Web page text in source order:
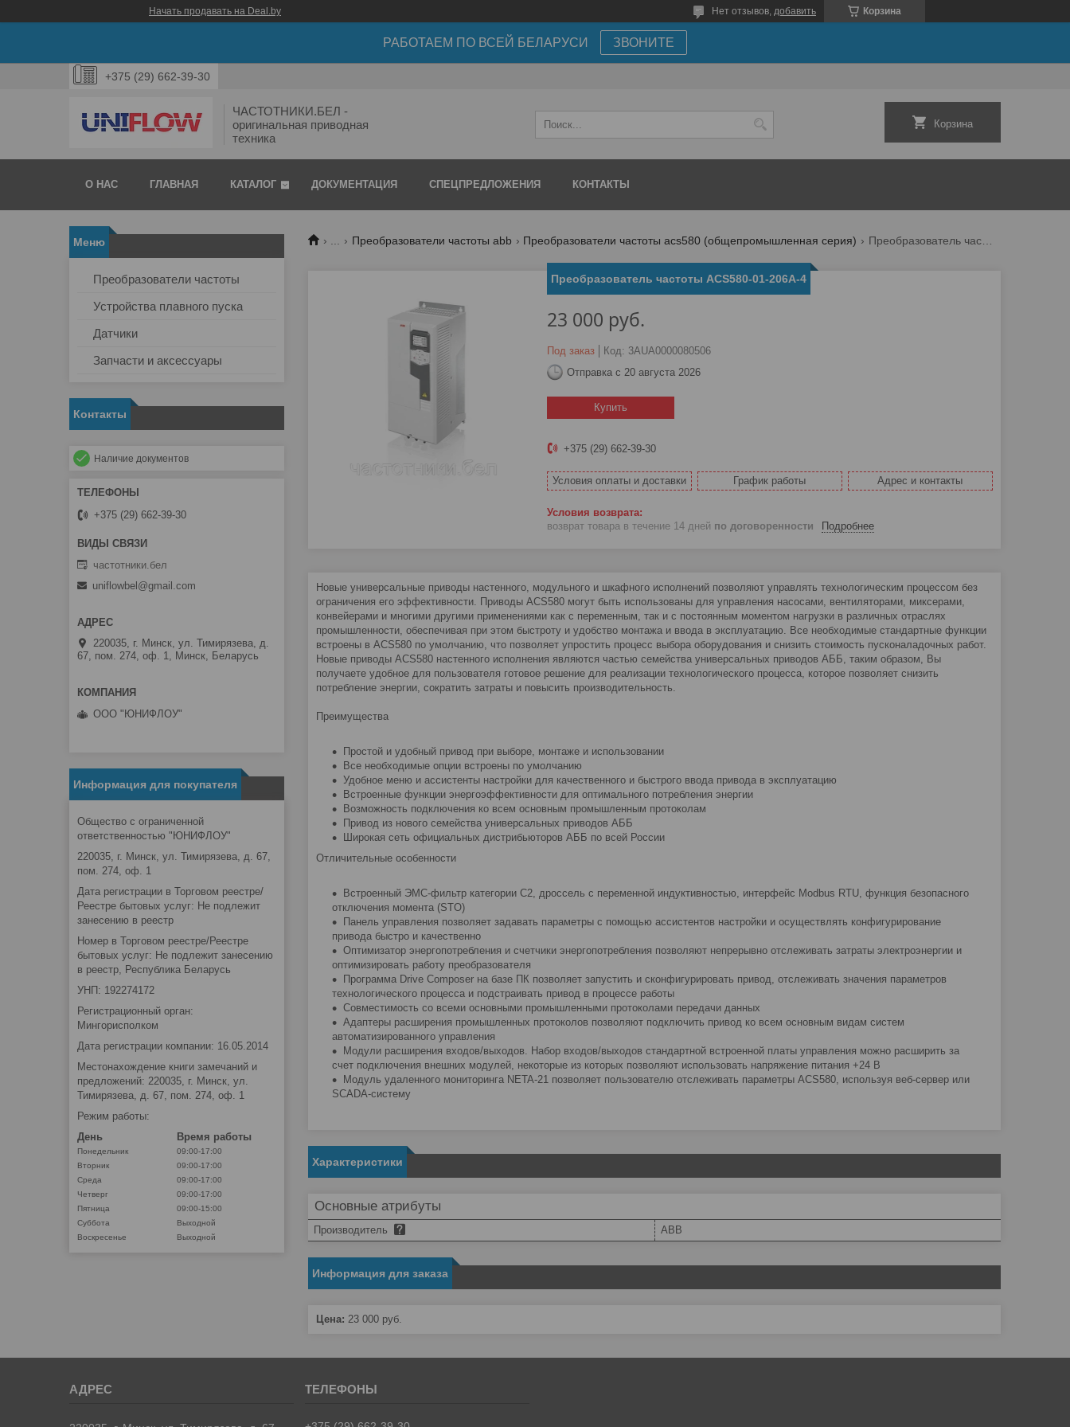
Начать продавать на Deal.by Корзина
Нет отзывов, добавить
РАБОТАЕМ ПО ВСЕЙ БЕЛАРУСИ ЗВОНИТЕ
+375 (29) 662-39-30
ЧАСТОТНИКИ.БЕЛ -
оригинальная приводная
техника
Корзина
О НАС ГЛАВНАЯ КАТАЛОГ ДОКУМЕНТАЦИЯ СПЕЦПРЕДЛОЖЕНИЯ КОНТАКТЫ
... Преобразователи частоты abb Преобразователи частоты acs580 (общепромышленная серия) Преобразователь частоты acs580-01-206a-4
Преобразователь частоты ACS580-01-206A-4
23 000 руб.
Под заказ Код: 3AUA0000080506
Отправка с 20 августа 2026
Купить
+375 (29) 662-39-30
Условия оплаты и доставки График работы Адрес и контакты
возврат товара в течение 14 дней по договоренности Подробнее
Новые универсальные приводы настенного, модульного и шкафного исполнений позволяют управлять технологическим процессом без
ограничения его эффективности. Приводы ACS580 могут быть использованы для управления насосами, вентиляторами, миксерами,
конвейерами и многими другими применениями как с переменным, так и с постоянным моментом нагрузки в различных отраслях
промышленности, обеспечивая при этом быстроту и удобство монтажа и ввода в эксплуатацию. Все необходимые стандартные функции
встроены в ACS580 по умолчанию, что позволяет упростить процесс выбора оборудования и снизить стоимость пусконаладочных работ.
Новые приводы ACS580 настенного исполнения являются частью семейства универсальных приводов АББ, таким образом, Вы
получаете удобное для пользователя готовое решение для реализации технологического процесса, которое позволяет снизить
потребление энергии, сократить затраты и повысить производительность.
Преимущества
Простой и удобный привод при выборе, монтаже и использовании
Все необходимые опции встроены по умолчанию
Удобное меню и ассистенты настройки для качественного и быстрого ввода привода в эксплуатацию
Встроенные функции энергоэффективности для оптимального потребления энергии
Возможность подключения ко всем основным промышленным протоколам
Привод из нового семейства универсальных приводов АББ
Широкая сеть официальных дистрибьюторов АББ по всей России
Отличительные особенности
Встроенный ЭМС-фильтр категории С2, дроссель с переменной индуктивностью, интерфейс Modbus RTU, функция безопасного
отключения момента (STO)
Панель управления позволяет задавать параметры с помощью ассистентов настройки и осуществлять конфигурирование
привода быстро и качественно
Оптимизатор энергопотребления и счетчики энергопотребления позволяют непрерывно отслеживать затраты электроэнергии и
оптимизировать работу преобразователя
Программа Drive Composer на базе ПК позволяет запустить и сконфигурировать привод, отслеживать значения параметров
технологического процесса и подстраивать привод в процессе работы
Совместимость со всеми основными промышленными протоколами передачи данных
Адаптеры расширения промышленных протоколов позволяют подключить привод ко всем основным видам систем
автоматизированного управления
Модули расширения входов/выходов. Набор входов/выходов стандартной встроенной платы управления можно расширить за
счет подключения внешних модулей, некоторые из которых позволяют использовать напряжение питания +24 В
Модуль удаленного мониторинга NETA-21 позволяет пользователю отслеживать параметры ACS580, используя веб-сервер или
SCADA-систему
Характеристики
Основные атрибуты
Производитель ABB
Информация для заказа
Цена: 23 000 руб.
Преобразователи частоты
Устройства плавного пуска
Датчики
Запчасти и аксессуары
Контакты
Наличие документов
+375 (29) 662-39-30
частотники.бел
uniflowbel@gmail.com
220035, г. Минск, ул. Тимирязева, д.
67, пом. 274, оф. 1, Минск, Беларусь
ООО "ЮНИФЛОУ"
Информация для покупателя
Общество с ограниченной
ответственностью "ЮНИФЛОУ"
220035, г. Минск, ул. Тимирязева, д. 67,
пом. 274, оф. 1
Дата регистрации в Торговом реестре/
Реестре бытовых услуг: Не подлежит
занесению в реестр
Номер в Торговом реестре/Реестре
бытовых услуг: Не подлежит занесению
в реестр, Республика Беларусь
УНП: 192274172
Регистрационный орган:
Мингорисполком
Дата регистрации компании: 16.05.2014
Местонахождение книги замечаний и
предложений: 220035, г. Минск, ул.
Тимирязева, д. 67, пом. 274, оф. 1
Режим работы:
День
Время работы
Понедельник
09:00-17:00
Вторник
09:00-17:00
Среда
09:00-17:00
Четверг
09:00-17:00
Пятница
09:00-15:00
Суббота
Выходной
Воскресенье
Выходной